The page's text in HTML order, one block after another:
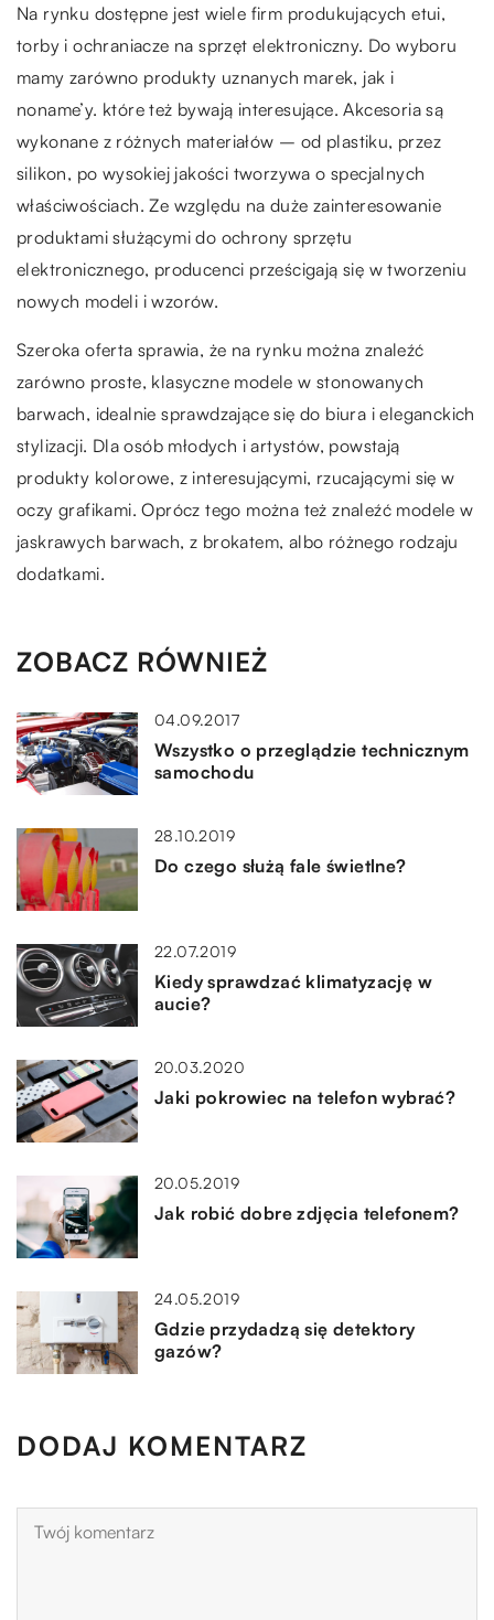
Na rynku dostępne jest wiele firm produkujących etui,
torby i ochraniacze na sprzęt elektroniczny. Do wyboru
mamy zarówno produkty uznanych marek, jak i
noname’y. które też bywają interesujące. Akcesoria są
wykonane z różnych materiałów – od plastiku, przez
silikon, po wysokiej jakości tworzywa o specjalnych
właściwościach. Ze względu na duże zainteresowanie
produktami służącymi do ochrony sprzętu
elektronicznego, producenci prześcigają się w tworzeniu
nowych modeli i wzorów.
Szeroka oferta sprawia, że na rynku można znaleźć
zarówno proste, klasyczne modele w stonowanych
barwach, idealnie sprawdzające się do biura i eleganckich
stylizacji. Dla osób młodych i artystów, powstają
produkty kolorowe, z interesującymi, rzucającymi się w
oczy grafikami. Oprócz tego można też znaleźć modele w
jaskrawych barwach, z brokatem, albo różnego rodzaju
dodatkami.
ZOBACZ RÓWNIEŻ
04.09.2017
Wszystko o przeglądzie technicznym
samochodu
28.10.2019
Do czego służą fale świetlne?
22.07.2019
Kiedy sprawdzać klimatyzację w
aucie?
20.03.2020
Jaki pokrowiec na telefon wybrać?
20.05.2019
Jak robić dobre zdjęcia telefonem?
24.05.2019
Gdzie przydadzą się detektory
gazów?
DODAJ KOMENTARZ